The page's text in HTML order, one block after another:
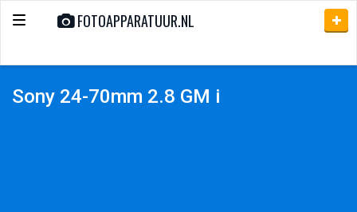
Toggle
FOTOAPPARATUUR.NL
Sony 24-70mm 2.8 GM i